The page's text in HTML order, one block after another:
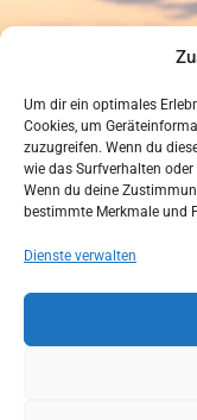
Um dir ein optimales
Cookies, um
zuzugreifen. Wenn du
wie das Surfverhalten
Wenn du deine
bestimmte Merkmale und
Dienste verwalten
© 2024